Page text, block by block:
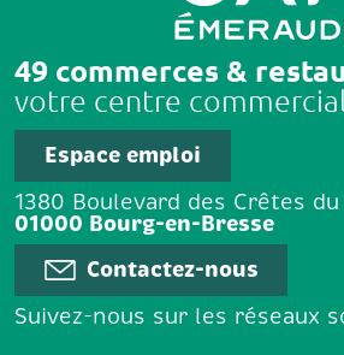
49 commerces &
votre centre commercial
Espace emploi
1380 Boulevard des Crêtes
01000 Bourg-en-Bresse
Contactez-nous
Suivez-nous sur les réseaux